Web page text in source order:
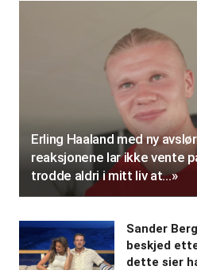
Erling Haaland med ny
reaksjonene lar ikke vente
trodde aldri i mitt liv at…»
Sander
beskjed
dette sier